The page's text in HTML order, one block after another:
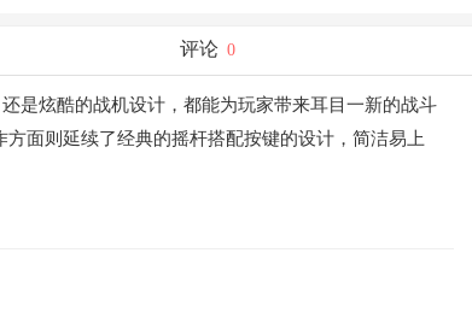
评论 0
是炫酷的战机设计，都能为玩家带来耳目一新的战斗
面则延续了经典的摇杆搭配按键的设计，简洁易上